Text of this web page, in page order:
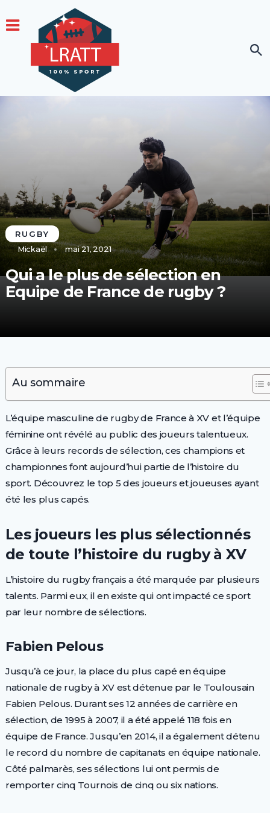
RUGBY
Mickaël
mai 21, 2021
Qui a le plus de sélection en
Equipe de France de rugby ?
Au sommaire
L’équipe masculine de rugby de France à XV et l’équipe
féminine ont révélé au public des joueurs talentueux.
Grâce à leurs records de sélection, ces champions et
championnes font aujourd’hui partie de l’histoire du
sport. Découvrez le top 5 des joueurs et joueuses ayant
été les plus capés.
Les joueurs les plus sélectionnés
de toute l’histoire du rugby à XV
L’histoire du rugby français a été marquée par plusieurs
talents. Parmi eux, il en existe qui ont impacté ce sport
par leur nombre de sélections.
Fabien Pelous
Jusqu’à ce jour, la place du plus capé en équipe
nationale de rugby à XV est détenue par le Toulousain
Fabien Pelous. Durant ses 12 années de carrière en
sélection, de 1995 à 2007, il a été appelé 118 fois en
équipe de France. Jusqu’en 2014, il a également détenu
le record du nombre de capitanats en équipe nationale.
Côté palmarès, ses sélections lui ont permis de
remporter cinq Tournois de cinq ou six nations.